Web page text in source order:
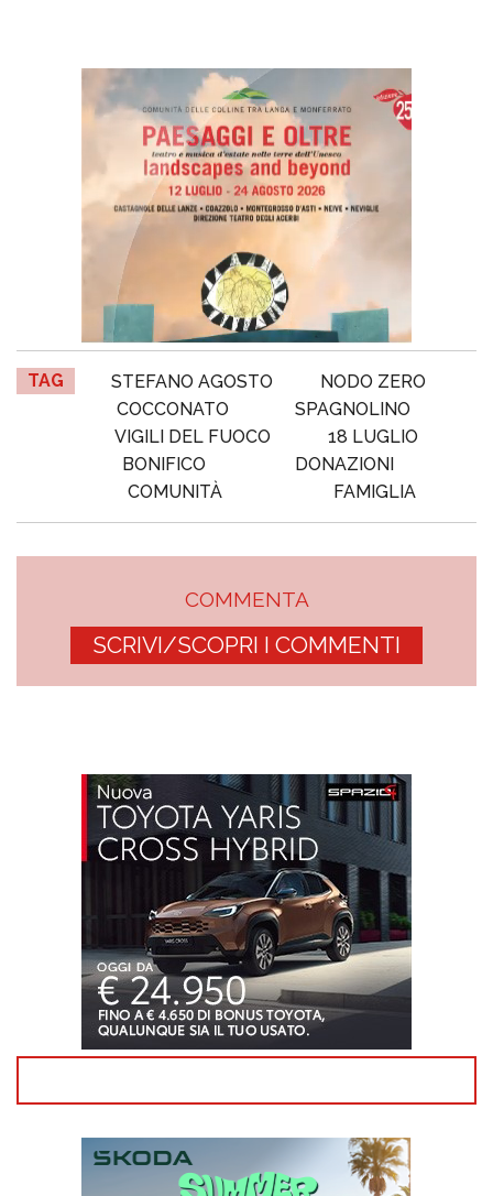
TAG STEFANO AGOSTO
NODO ZERO
COCCONATO
SPAGNOLINO
VIGILI DEL FUOCO
18 LUGLIO
BONIFICO
DONAZIONI
COMUNITÀ
FAMIGLIA
COMMENTA
SCRIVI/SCOPRI I COMMENTI